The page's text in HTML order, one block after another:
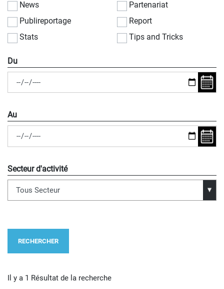
News
Partenariat
Publireportage
Report
Stats
Tips and Tricks
Du
Au
Secteur d'activité
RECHERCHER
Il y a 1 Résultat de la recherche